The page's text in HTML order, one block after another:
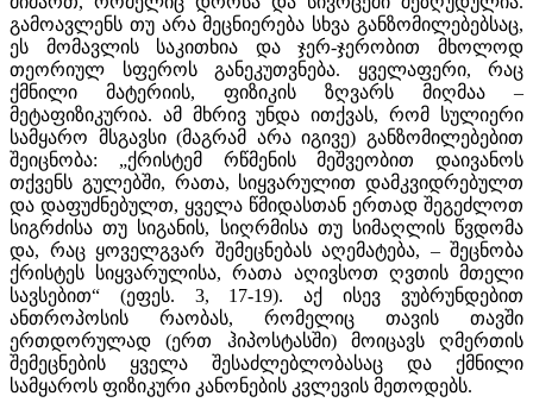
გამოავლენს თუ არა მეცნიერება სხვა განზომილებებსაც,
ეს მომავლის საკითხია და ჯერ-ჯერობით მხოლოდ
თეორიულ სფეროს განეკუთვნება. ყველაფერი, რაც
ქმნილი მატერიის, ფიზიკის ზღვარს მიღმაა –
მეტაფიზიკურია. ამ მხრივ უნდა ითქვას, რომ სულიერი
სამყარო მსგავსი (მაგრამ არა იგივე) განზომილებებით
შეიცნობა: „ქრისტემ რწმენის მეშვეობით დაივანოს
თქვენს გულებში, რათა, სიყვარულით დამკვიდრებულთ
და დაფუძნებულთ, ყველა წმიდასთან ერთად შეგეძლოთ
სიგრძისა თუ სიგანის, სიღრმისა თუ სიმაღლის წვდომა
და, რაც ყოველგვარ შემეცნებას აღემატება, – შეცნობა
ქრისტეს სიყვარულისა, რათა აღივსოთ ღვთის მთელი
სავსებით“ (ეფეს. 3, 17-19). აქ ისევ ვუბრუნდებით
ანთროპოსის რაობას, რომელიც თავის თავში
ერთდორულად (ერთ ჰიპოსტასში) მოიცავს ღმერთის
შემეცნების ყველა შესაძლებლობასაც და ქმნილი
სამყაროს ფიზიკური კანონების კვლევის მეთოდებს.